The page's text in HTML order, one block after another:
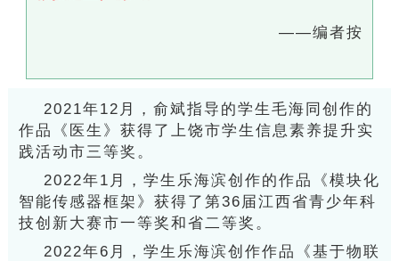
——编者按
2021年12月，俞斌指导的学生毛海同创作的
作品《医生》获得了上饶市学生信息素养提升实
践活动市三等奖。
2022年1月，学生乐海滨创作的作品《模块化
智能传感器框架》获得了第36届江西省青少年科
技创新大赛市一等奖和省二等奖。
2022年6月，学生乐海滨创作作品《基于物联